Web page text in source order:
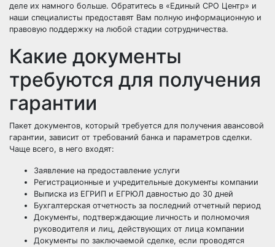
деле их намного больше. Обратитесь в «Единый СРО Центр» и
наши специалисты предоставят Вам полную информационную и
правовую поддержку на любой стадии сотрудничества.
Какие документы
требуются для получения
гарантии
Пакет документов, который требуется для получения авансовой
гарантии, зависит от требований банка и параметров сделки.
Чаще всего, в него входят:
Заявление на предоставление услуги
Регистрационные и учредительные документы компании
Выписка из ЕГРИП и ЕГРЮЛ давностью до 30 дней
Бухгалтерская отчетность за последний отчетный период
Документы, подтверждающие личность и полномочия
руководителя и лиц, действующих от лица компании
Документы по заключаемой сделке, если проводятся